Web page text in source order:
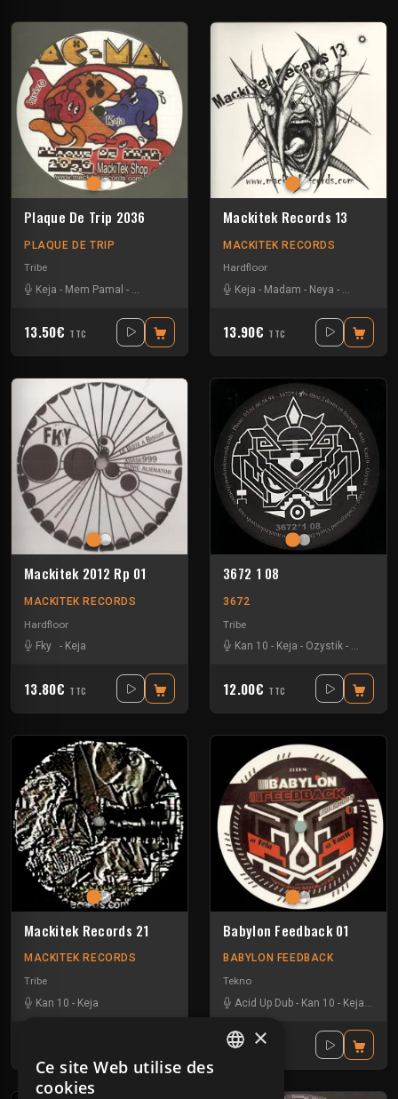
Plaque De Trip 2036
PLAQUE DE TRIP
Tribe
Keja - Mem Pamal - Ozystik
13.50€ TTC
Mackitek Records 13
MACKITEK RECORDS
Hardfloor
Keja - Madam - Neya - Yarkouy
13.90€ TTC
Mackitek 2012 Rp 01
MACKITEK RECORDS
Hardfloor
Fky
- Keja
13.80€ TTC
3672 1 08
3672
Tribe
Kan 10 - Keja - Ozystik - Yukai
12.00€ TTC
Mackitek Records 21
MACKITEK RECORDS
Tribe
Kan 10 - Keja
Babylon Feedback 01
BABYLON FEEDBACK
Tekno
Acid Up Dub - Kan 10 - Keja-
9.90€ TTC
×
Ce site Web utilise des
cookies